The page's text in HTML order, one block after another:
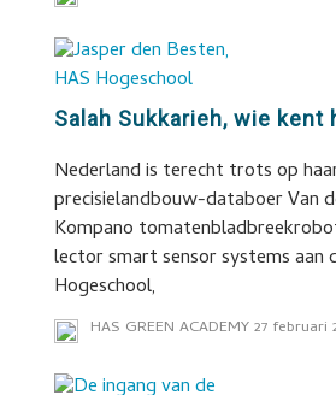
Salah Sukkarieh, wie kent
Nederland is terecht trots op
precisielandbouw-databoer Van
Kompano
lector smart sensor systems aan
Hogeschool,
HAS GREEN ACADEMY 27 februari